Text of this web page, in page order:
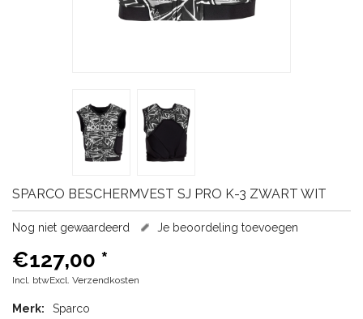
SPARCO BESCHERMVEST SJ PRO K-3 ZWART WIT
Nog niet gewaardeerd Je beoordeling toevoegen
€127,00 *
Incl. btwExcl. Verzendkosten
Merk:
Sparco